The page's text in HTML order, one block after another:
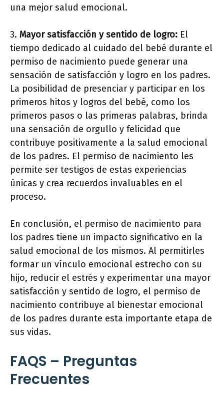
una mejor salud emocional.
3. Mayor satisfacción y sentido de logro: El
tiempo dedicado al cuidado del bebé durante el
permiso de nacimiento puede generar una
sensación de satisfacción y logro en los padres.
La posibilidad de presenciar y participar en los
primeros hitos y logros del bebé, como los
primeros pasos o las primeras palabras, brinda
una sensación de orgullo y felicidad que
contribuye positivamente a la salud emocional
de los padres. El permiso de nacimiento les
permite ser testigos de estas experiencias
únicas y crea recuerdos invaluables en el
proceso.
En conclusión, el permiso de nacimiento para
los padres tiene un impacto significativo en la
salud emocional de los mismos. Al permitirles
formar un vínculo emocional estrecho con su
hijo, reducir el estrés y experimentar una mayor
satisfacción y sentido de logro, el permiso de
nacimiento contribuye al bienestar emocional
de los padres durante esta importante etapa de
sus vidas.
FAQS – Preguntas
Frecuentes